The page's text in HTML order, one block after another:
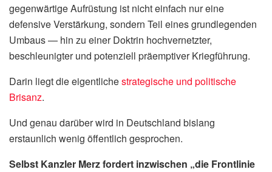
gegenwärtige Aufrüstung ist nicht einfach nur eine
defensive Verstärkung, sondern Teil eines grundlegenden
Umbaus — hin zu einer Doktrin hochvernetzter,
beschleunigter und potenziell präemptiver Kriegführung.
Darin liegt die eigentlichestrategische und politische
Brisanz.
Und genau darüber wird in Deutschland bislang
erstaunlich wenig öffentlich gesprochen.
Selbst Kanzler Merz fordert inzwischen „die Frontlinie